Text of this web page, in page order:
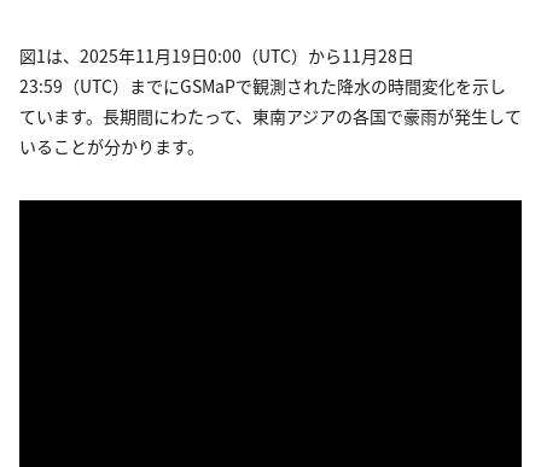
図1は、2025年11月19日0:00（UTC）から11月28日
23:59（UTC）までにGSMaPで観測された降水の時間変化を示し
ています。長期間にわたって、東南アジアの各国で豪雨が発生して
いることが分かります。